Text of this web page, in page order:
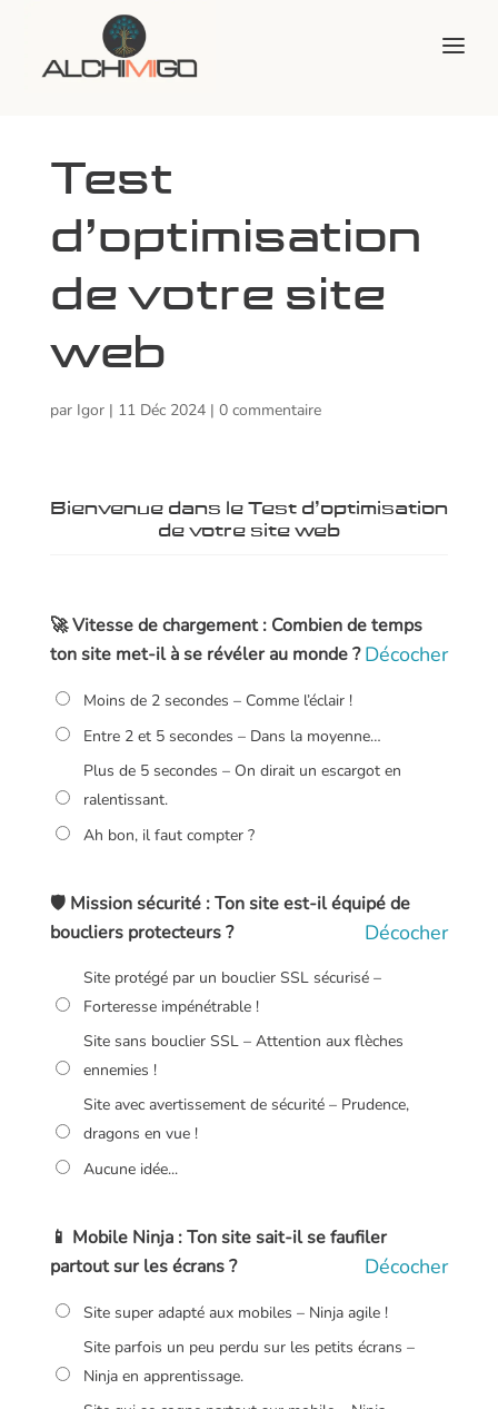
Test
d’optimisation
de votre site
web
par Igor| 11 Déc 2024| 0 commentaire
Bienvenue dans le Test d’optimisation
de votre site web
🚀 Vitesse de chargement : Combien de temps
ton site met-il à se révéler au monde ? Décocher
Moins de 2 secondes – Comme l’éclair !
Entre 2 et 5 secondes – Dans la moyenne…
Plus de 5 secondes – On dirait un escargot en
ralentissant.
Ah bon, il faut compter ?
🛡️ Mission sécurité : Ton site est-il équipé de
boucliers protecteurs ?
Décocher
Site protégé par un bouclier SSL sécurisé –
Forteresse impénétrable !
Site sans bouclier SSL – Attention aux flèches
ennemies !
Site avec avertissement de sécurité – Prudence,
dragons en vue !
Aucune idée...
📱 Mobile Ninja : Ton site sait-il se faufiler
partout sur les écrans ?
Décocher
Site super adapté aux mobiles – Ninja agile !
Site parfois un peu perdu sur les petits écrans –
Ninja en apprentissage.